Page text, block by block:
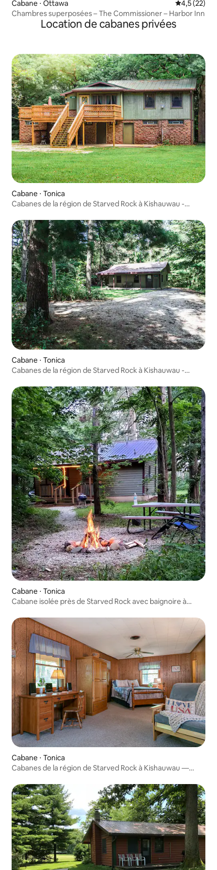
Cabane ⋅ Ottawa Évaluation
4,5 (22)
Chambres superposées – The Commissioner – Harbor Inn
Location de cabanes privées
Cabane ⋅ Tonica
Cabanes de la région de Starved Rock à Kishauwau -
Cabane ⋅ Tonica
Cabanes de la région de Starved Rock à Kishauwau -
d'enfants, pas de chiens
Cabane ⋅ Tonica
Cabane isolée près de Starved Rock avec baignoire à
Cabane ⋅ Tonica
Cabanes de la région de Starved Rock à Kishauwau —
d'enfants, pas de chiens